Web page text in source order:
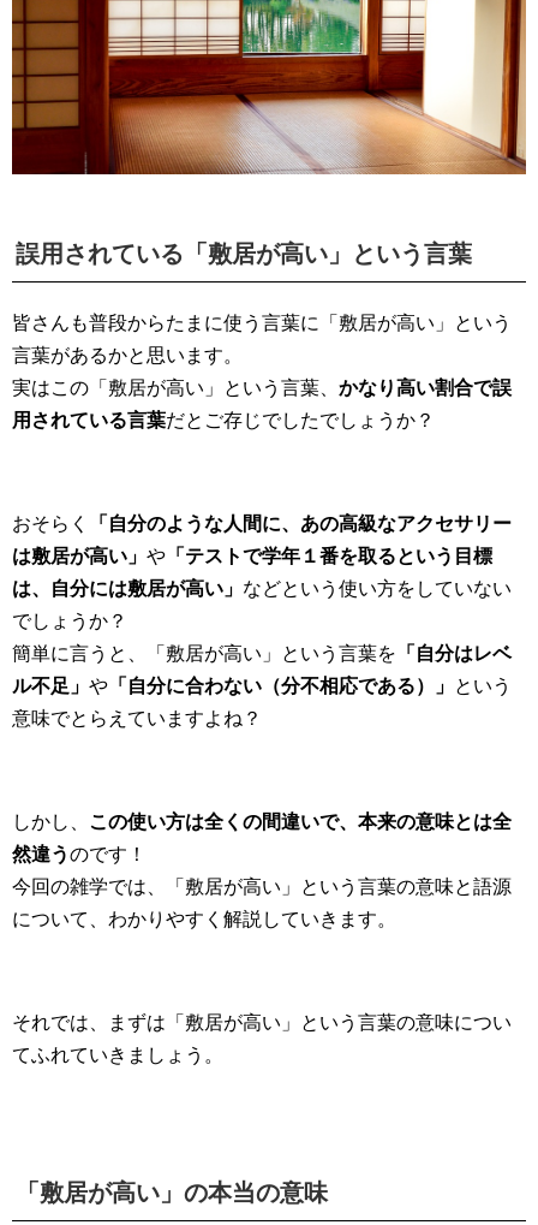
誤用されている「敷居が高い」という言葉
皆さんも普段からたまに使う言葉に「敷居が高い」という
言葉があるかと思います。
実はこの「敷居が高い」という言葉、 かなり高い割合で誤
用されている言葉だとご存じでしたでしょうか？
おそらく
「自分のような人間に、あの高級なアクセサリー
は敷居が高い」 や 「テストで学年１番を取るという目標
は、自分には敷居が高い」 などという使い方をしていない
でしょうか？
簡単に言うと、「敷居が高い」という言葉を 「自分はレベ
ル不足」 や 「自分に合わない（分不相応である）」 という
意味でとらえていますよね？
しかし、 この使い方は全くの間違いで、本来の意味とは全
然違うのです！
今回の雑学では、「敷居が高い」という言葉の意味と語源
について、わかりやすく解説していきます。
それでは、まずは「敷居が高い」という言葉の意味につい
てふれていきましょう。
「敷居が高い」の本当の意味